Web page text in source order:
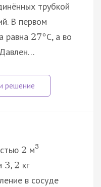
трубкой
В первом
равна 27°С, а во
2 м3
3, 2 кг
в сосуде